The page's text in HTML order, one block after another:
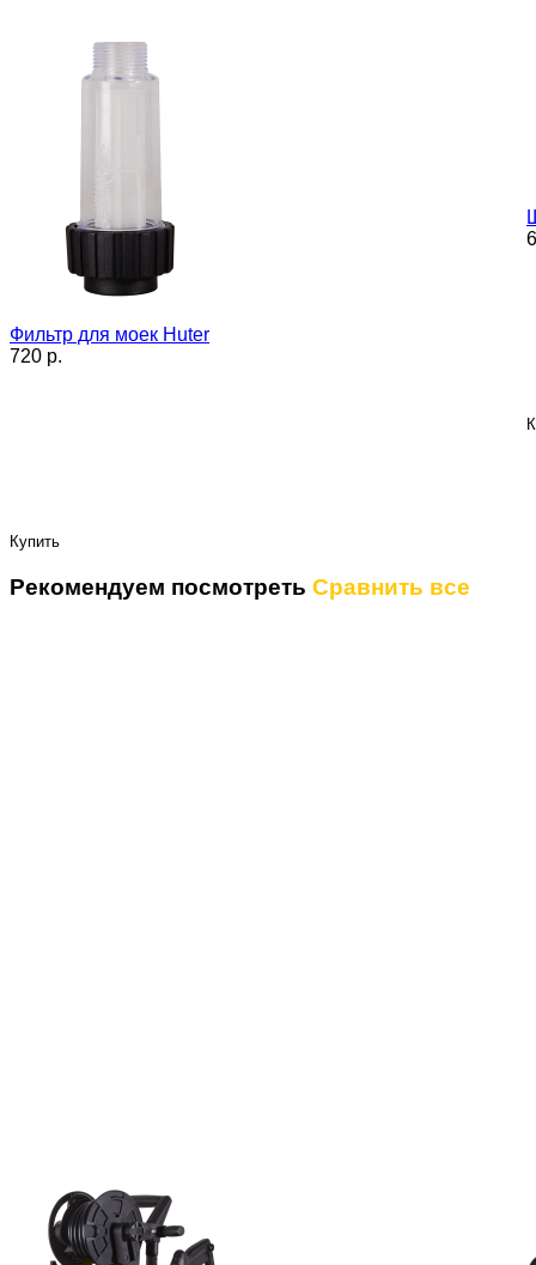
Фильтр для моек Huter
720 p.
Купить
Рекомендуем посмотреть Сравнить все